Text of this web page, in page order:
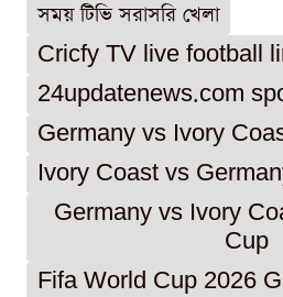
সময় টিভি সরাসরি খেলা
Cricfy TV live football
24updatenews.com
Germany vs Ivory
Ivory Coast vs
Germany vs Ivory
Cup
Fifa World Cup 2026